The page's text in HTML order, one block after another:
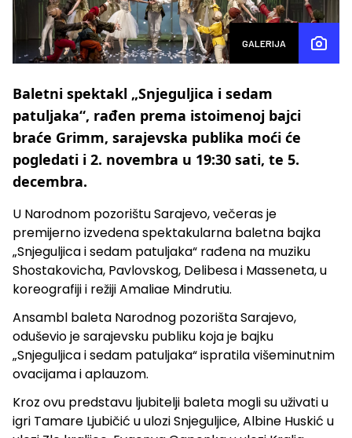
GALERIJA
Baletni spektakl „Snjeguljica i sedam
patuljaka“, rađen prema istoimenoj bajci
braće Grimm, sarajevska publika moći će
pogledati i 2. novembra u 19:30 sati, te 5.
decembra.
U Narodnom pozorištu Sarajevo, večeras je
premijerno izvedena spektakularna baletna bajka
„Snjeguljica i sedam patuljaka“ rađena na muziku
Shostakovicha, Pavlovskog, Delibesa i Masseneta, u
koreografiji i režiji Amaliae Mindrutiu.
Ansambl baleta Narodnog pozorišta Sarajevo,
oduševio je sarajevsku publiku koja je bajku
„Snjeguljica i sedam patuljaka“ ispratila višeminutnim
ovacijama i aplauzom.
Kroz ovu predstavu ljubitelji baleta mogli su uživati u
igri Tamare Ljubičić u ulozi Snjeguljice, Albine Huskić u